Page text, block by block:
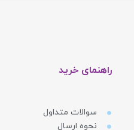
راهنمای خرید
سوالات متداول
نحوه ارسال